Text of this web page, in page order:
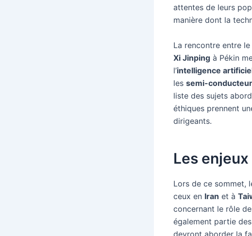
attentes de leurs
manière dont la
La rencontre entre
Xi Jinping à Pékin
l’intelligence
les semi-
liste des sujets
éthiques prennent
dirigeants.
Les
Lors de ce sommet,
ceux en Iran et à
concernant le rôle
également partie
devront aborder la